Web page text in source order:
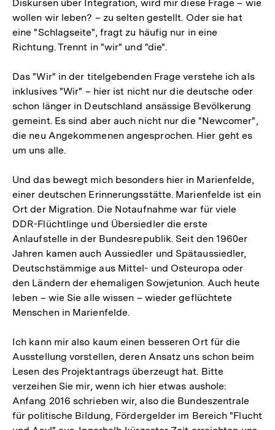
Diskursen über Integration, wird mir diese Frage – wie
wollen wir leben? – zu selten gestellt. Oder sie hat
eine "Schlagseite", fragt zu häufig nur in eine
Richtung. Trennt in "wir" und "die".
Das "Wir" in der titelgebenden Frage verstehe ich als
inklusives "Wir" – hier ist nicht nur die deutsche oder
schon länger in Deutschland ansässige Bevölkerung
gemeint. Es sind aber auch nicht nur die "Newcomer",
die neu Angekommenen angesprochen. Hier geht es
um uns alle.
Und das bewegt mich besonders hier in Marienfelde,
einer deutschen Erinnerungsstätte. Marienfelde ist ein
Ort der Migration. Die Notaufnahme war für viele
DDR-Flüchtlinge und Übersiedler die erste
Anlaufstelle in der Bundesrepublik. Seit den 1960er
Jahren kamen auch Aussiedler und Spätaussiedler,
Deutschstämmige aus Mittel- und Osteuropa oder
den Ländern der ehemaligen Sowjetunion. Auch heute
leben – wie Sie alle wissen – wieder geflüchtete
Menschen in Marienfelde.
Ich kann mir also kaum einen besseren Ort für die
Ausstellung vorstellen, deren Ansatz uns schon beim
Lesen des Projektantrags überzeugt hat. Bitte
verzeihen Sie mir, wenn ich hier etwas aushole:
Anfang 2016 schrieben wir, also die Bundeszentrale
für politische Bildung, Fördergelder im Bereich "Flucht